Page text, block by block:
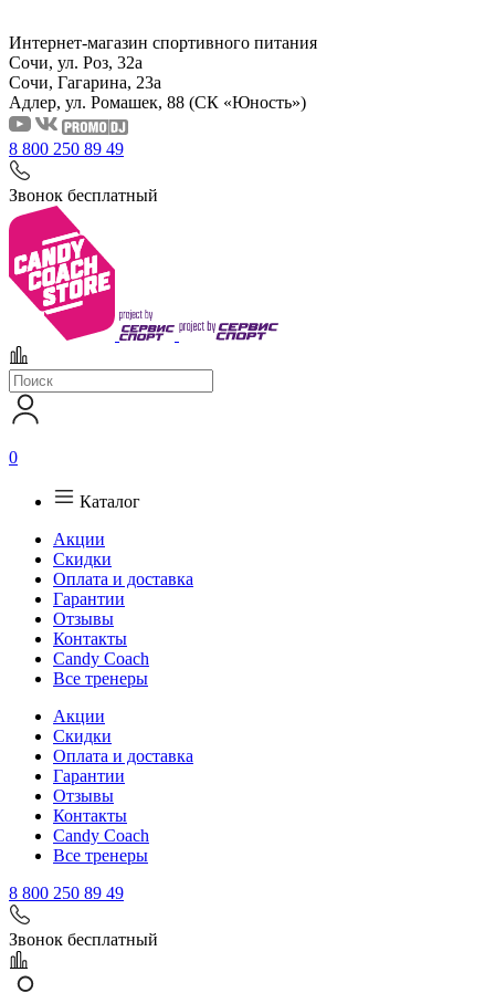
Интернет-магазин спортивного питания
Сочи, ул. Роз, 32а
Сочи, Гагарина, 23а
Адлер, ул. Ромашек, 88 (СК «Юность»)
8 800 250 89 49
Звонок бесплатный
0
Каталог
Акции
Скидки
Оплата и доставка
Гарантии
Отзывы
Контакты
Candy Coach
Все тренеры
Акции
Скидки
Оплата и доставка
Гарантии
Отзывы
Контакты
Candy Coach
Все тренеры
8 800 250 89 49
Звонок бесплатный